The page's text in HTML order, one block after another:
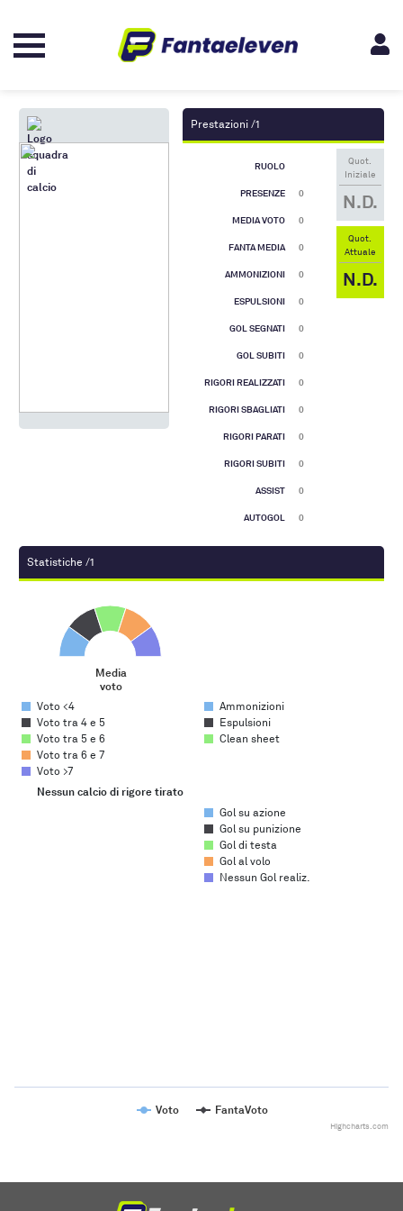
Prestazioni /1
RUOLO
PRESENZE 0
MEDIA VOTO 0
FANTA MEDIA 0
AMMONIZIONI 0
ESPULSIONI 0
GOL SEGNATI 0
GOL SUBITI 0
RIGORI REALIZZATI 0
RIGORI SBAGLIATI 0
RIGORI PARATI 0
RIGORI SUBITI 0
ASSIST 0
AUTOGOL 0
Quot.
Iniziale
N.D.
Quot.
Attuale
N.D.
Statistiche /1
Media voto
Pie chart with 5 slices.
Media
voto
End of interactive chart.
Voto <4
Voto tra 4 e 5
Voto tra 5 e 6
Voto tra 6 e 7
Voto >7
Ammonizioni
Espulsioni
Clean sheet
Nessun calcio di rigore tirato
Gol su azione
Gol su punizione
Gol di testa
Gol al volo
Nessun Gol realiz.
Voto FantaVoto
Highcharts.com